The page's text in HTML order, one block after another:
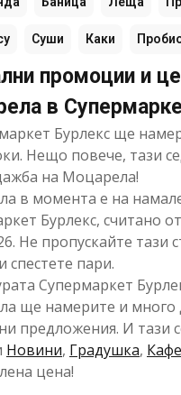
Суши Каки
промоции и
в
Бурлекс ще
Нещо повече, тази
на Моцарела!
в момента е на
Бурлекс, считано
Не пропускайте тази
спестете пари.
Супермаркет
ще намерите и много
предложения. И тази
Новини, Градушка, Кафе
цена!